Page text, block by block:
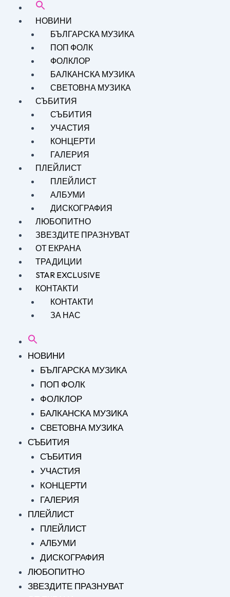
НОВИНИ
БЪЛГАРСКА МУЗИКА
ПОП ФОЛК
ФОЛКЛОР
БАЛКАНСКА МУЗИКА
СВЕТОВНА МУЗИКА
СЪБИТИЯ
СЪБИТИЯ
УЧАСТИЯ
КОНЦЕРТИ
ГАЛЕРИЯ
ПЛЕЙЛИСТ
ПЛЕЙЛИСТ
АЛБУМИ
ДИСКОГРАФИЯ
ЛЮБОПИТНО
ЗВЕЗДИТЕ ПРАЗНУВАТ
ОТ ЕКРАНА
ТРАДИЦИИ
STAR EXCLUSIVE
КОНТАКТИ
КОНТАКТИ
ЗА НАС
НОВИНИ
БЪЛГАРСКА МУЗИКА
ПОП ФОЛК
ФОЛКЛОР
БАЛКАНСКА МУЗИКА
СВЕТОВНА МУЗИКА
СЪБИТИЯ
СЪБИТИЯ
УЧАСТИЯ
КОНЦЕРТИ
ГАЛЕРИЯ
ПЛЕЙЛИСТ
ПЛЕЙЛИСТ
АЛБУМИ
ДИСКОГРАФИЯ
ЛЮБОПИТНО
ЗВЕЗДИТЕ ПРАЗНУВАТ